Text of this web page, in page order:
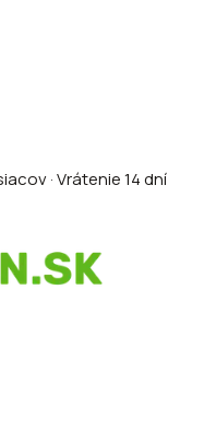
· Vrátenie 14 dní